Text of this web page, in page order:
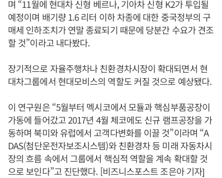
며 “11월에 현대차 신형 베르나, 기아차 신형 K2가 투입될
예정이며 배기량 1.6 리터 이하 차종에 대한 중국정부의 구
매세 인하조치가 연말 종료되기 때문에 당분간 수요가 견조
할 것”이라고 내다봤다.
장기적으로 자율주행차나 친환경차시장이 확대되면서 현
대차그룹에서 현대모비스의 역할도 커질 것으로 예상됐다.
이 연구원은 “5월부터 멕시코에서 모듈과 핵심부품공장이
가동에 들어갔고 2017년 4월 체코에도 신규 램프공장을 가
동하며 북미와 유럽에서 고객다변화를 이끌 것”이라며 “A
DAS(첨단운전자보조시스템)와 친환경차 등 미래 자동차시
장의 흐름 속에서 그룹에서 핵심적 역할을 계속 확대할 것
으로 보인다”고 진단했다. [비즈니스포스트 조은아 기자]